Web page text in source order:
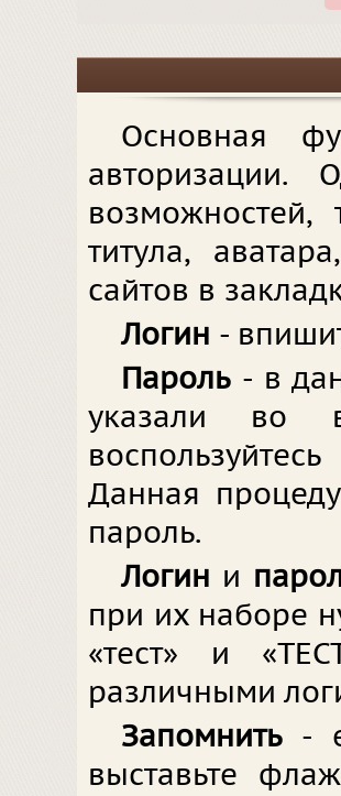
Основная
авторизации.
возможностей,
титула,
сайтов в
Логин -
Пароль- в
указали во
Данная
пароль.
Логин и
при их наборе
«тест» и
различными
Запомнить-
выставьте